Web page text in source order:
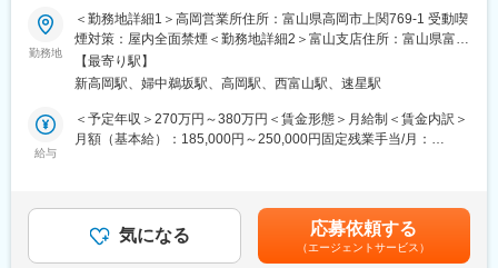
■業務内容：
病院やクリニックなどの医療機関に対し、医療機器や医療材料の
提案・販売をお任せします。
医療現場に欠かせない製品を通じて、医師や看護師をはじめとす
る医療従事者を支援し、地域医療に貢献できるやりがいのあるポ
ジションです。
医療機関へ医療材料や医療機器を納品し、円滑な医療提供をサポ
ートします。
勤務地
＜勤務地詳細1＞高岡営業所住所：富山県高岡市上関769-1 受動喫
煙対策：屋内全面禁煙＜勤務地詳細2＞富山支店住所：富山県富山
市金屋767-18 受動喫煙対策：屋内全面禁煙変更の範囲：無
【最寄り駅】
新高岡駅、婦中鵜坂駅、高岡駅、西富山駅、速星駅
給与
＜予定年収＞270万円～380万円＜賃金形態＞月給制＜賃金内訳＞
月額（基本給）：185,000円～250,000円固定残業手当/月：
験・スキルによって年収は決定します。・賞与：年2回（7月・12
月）・昇給：年1回（5月）賃金はあくまでも目安の金額であり、
選考を通じて上下する可能性があります。月給(月額)は固定手当を
気になる 応募依頼する
（エージェントサービス）